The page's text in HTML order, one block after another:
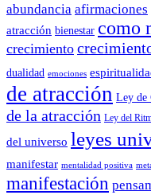
abundancia afirmaciones
atracción bienestar como
crecimiento
dualidad emociones
de atracción Ley de
de la atracción Ley del
del universo leyes
manifestar mentalidad positiva
manifestación